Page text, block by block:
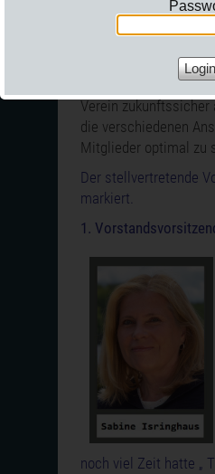
Vorstand
Der Vorstand besteht
aus 18 Mitgliedern.
Verein zukunftssicher
die verschiedenen
Mitglieder optimal zu
Der stellvertretende
markiert.
1.
noch viel Zeit hatte „